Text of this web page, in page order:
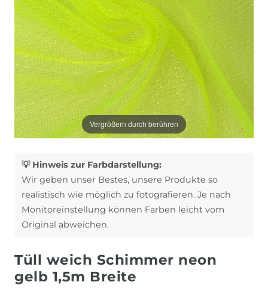
Vergrößern durch berühren
💡 Hinweis zur Farbdarstellung:
Wir geben unser Bestes, unsere Produkte so
realistisch wie möglich zu fotografieren. Je nach
Monitoreinstellung können Farben leicht vom
Original abweichen.
Tüll weich Schimmer neon
gelb 1,5m Breite